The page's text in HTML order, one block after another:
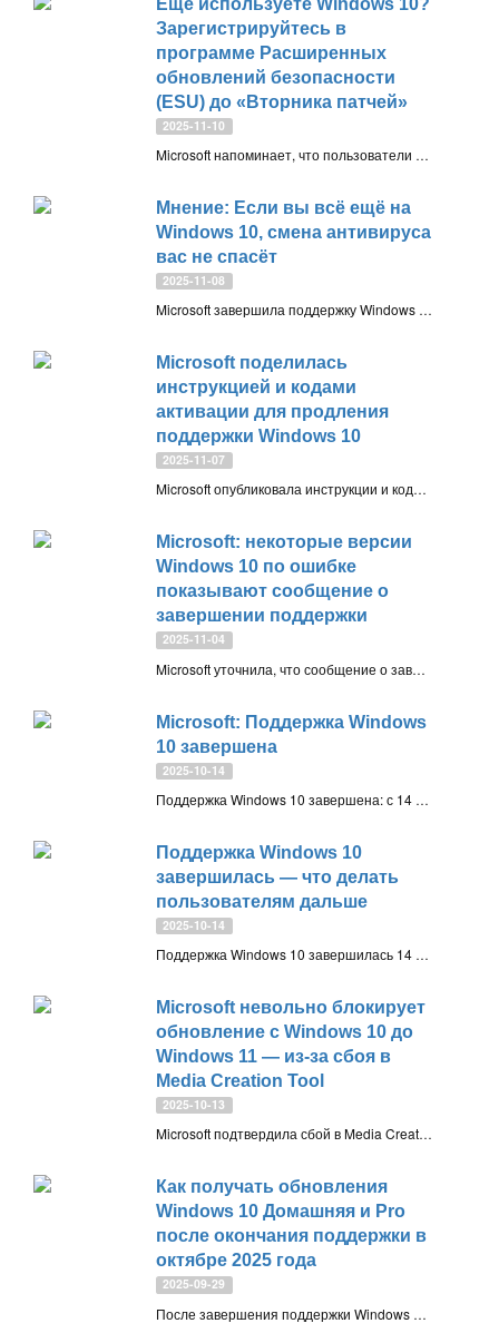
Зарегистрируйтесь в
программе Расширенных
обновлений безопасности
(ESU) до «Вторника патчей»
2025-11-10
Microsoft напоминает, что пользователи Windows 10, продолжающие работать на этой операционной системе после завершения поддержки, должны зарегистрироваться в программе Extended Security Updates (ESU), чтобы получать обновления безопасности и защиту от новых уязвимостей
Мнение: Если вы всё ещё на
Windows 10, смена антивируса
вас не спасёт
2025-11-08
Microsoft завершила поддержку Windows 10, и даже установка нового антивируса не решит проблему безопасности. Без системных обновлений ОС остаётся уязвимой, поэтому единственный надёжный выход — переход на Windows 11 или альтернативу вроде Linux
Microsoft поделилась
инструкцией и кодами
активации для продления
поддержки Windows 10
2025-11-07
Microsoft опубликовала инструкции и коды активации для продления поддержки Windows 10 после завершения основной поддержки в октябре 2025 года. Пользователи могут подключиться к программе расширенных обновлений безопасности (ESU) до октября 2026 года, чтобы продолжать получать обновления безопасности
Microsoft: некоторые версии
Windows 10 по ошибке
показывают сообщение о
завершении поддержки
2025-11-04
Microsoft уточнила, что сообщение о завершении поддержки Windows 10 ошибочно отображается на поддерживаемых версиях, включая Enterprise и LTSC. Компания уже выпустила временное облачное исправление и пакет KIR для устранения проблемы
Microsoft: Поддержка Windows
10 завершена
2025-10-14
Поддержка Windows 10 завершена: с 14 октября 2025 года система больше не получает обновления безопасности. Пользователям рекомендуется перейти на Windows 11 или оформить подписку на программу расширенных обновлений безопасности (ESU)
Поддержка Windows 10
завершилась — что делать
пользователям дальше
2025-10-14
Поддержка Windows 10 завершилась 14 октября 2025 года. Система больше не будет получать обновления безопасности, поэтому пользователям стоит заранее выбрать один из вариантов: продлить поддержку через программу ESU, обновиться до Windows 11, установить патчи от 0Patch, перейти на Linux или приобрести новый компьютер
Microsoft невольно блокирует
обновление с Windows 10 до
Windows 11 — из-за сбоя в
Media Creation Tool
2025-10-13
Microsoft подтвердила сбой в Media Creation Tool, из-за которого утилита для создания загрузочных ISO-образов Windows 11 не работает на Windows 10. Программа закрывается без ошибок. Компания работает над исправлением, а пока можно использовать сторонние инструменты для создания установочных носителей
Как получать обновления
Windows 10 Домашняя и Pro
после окончания поддержки в
октябре 2025 года
2025-09-29
После завершения поддержки Windows 10, версия 22H2 в октябре 2025 года пользователи Windows 10 Домашняя и Pro смогут продолжить обновление бесплатно — через программу Consumer ESU или вручную устанавливая MSU-файлы. LTSC и IoT-редакции будут поддерживаться дольше